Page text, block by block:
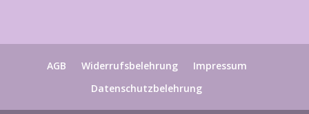
AGB Widerrufsbelehrung
Impressum
Datenschutzbelehrung